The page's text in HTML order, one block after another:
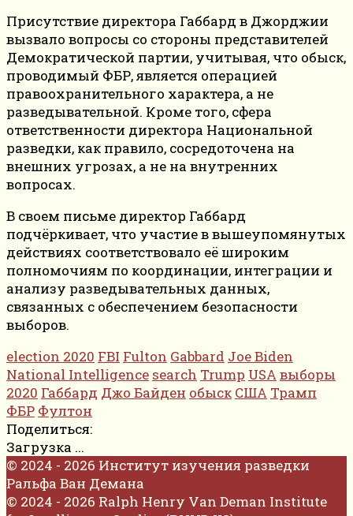
Присутствие директора Габбард в Джорджии
вызвало вопросы со стороны представителей
Демократической партии, учитывая, что обыск,
проводимый ФБР, является операцией
правоохранительного характера, а не
разведывательной. Кроме того, сфера
ответственности директора Национальной
разведки, как правило, сосредоточена на
внешних угрозах, а не на внутренних
вопросах.
В своем письме директор Габбард
подчёркивает, что участие в вышеупомянутых
действиях соответствовало её широким
полномочиям по координации, интеграции и
анализу разведывательных данных,
связанных с обеспечением безопасности
выборов.
election 2020 FBI Fulton Gabbard Joe Biden
National Intelligence search Trump USA выборы
2020 Габбард Джо Байден обыск США Трамп
ФБР Фултон
Поделиться:
Загрузка ...
© 2024 - 2026 Институт изучения разведки
Ральфа Ван Демана
© 2024 - 2026 Ralph Henry Van Deman Institute